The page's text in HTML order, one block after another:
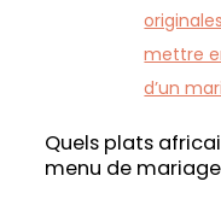
mettre
d’un
Quels plats
menu de